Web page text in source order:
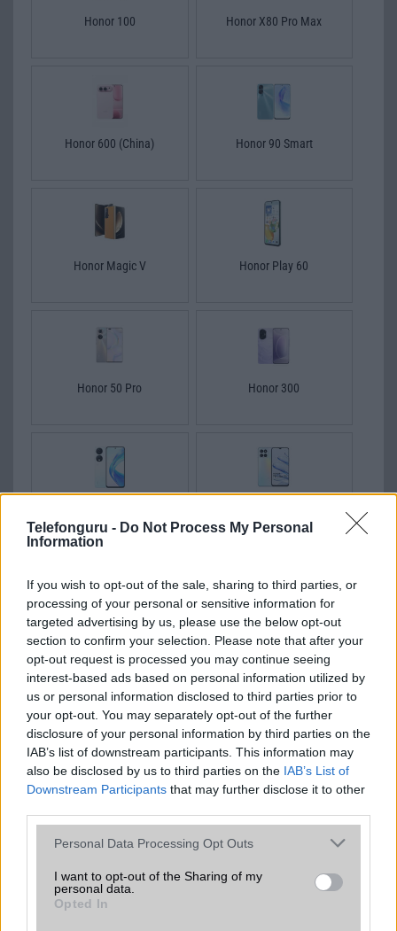
Telefonguru - Do Not Process My Personal
Information
If you wish to opt-out of the sale, sharing to third parties, or
processing of your personal or sensitive information for
targeted advertising by us, please use the below opt-out
section to confirm your selection. Please note that after your
opt-out request is processed you may continue seeing
interest-based ads based on personal information utilized by
us or personal information disclosed to third parties prior to
your opt-out. You may separately opt-out of the further
disclosure of your personal information by third parties on the
IAB’s list of downstream participants. This information may
also be disclosed by us to third parties on the IAB’s List of
Downstream Participants that may further disclose it to other
Please note that this website/app uses one or more Google
not limited to your visit or usage behaviour. You may click to
grant or deny consent to Google and its third-party tags to
use your data for below specified purposes in below Google
Personal Data Processing Opt Outs
I want to opt-out of the Sharing of my
personal data.
Opted In
Honor 100 Honor X80 Pro Max
Honor 600 (China) Honor 90 Smart
Honor Magic V Honor Play 60
Honor 50 Pro Honor 300
Honor 10X lite
Honor Magic V Flip Honor 60 Pro
Honor 600e Honor 9X Lite